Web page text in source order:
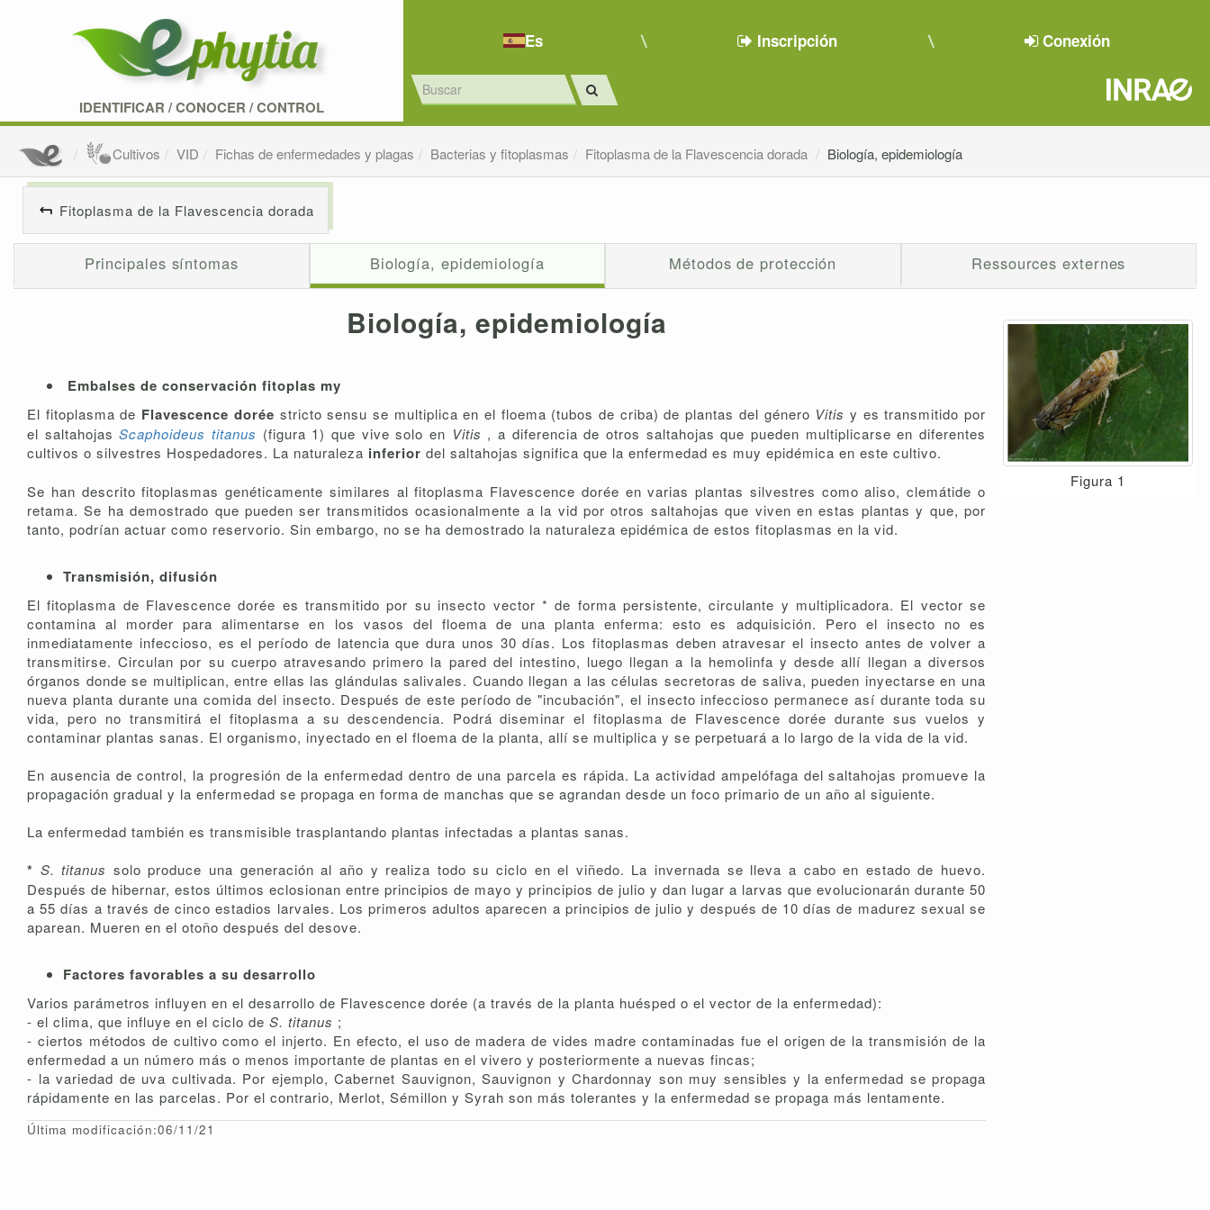
IDENTIFICAR /CONOCER /CONTROL
Es Inscripción Conexión
Cultivos VID Fichas de enfermedades y plagas Bacterias y fitoplasmas Fitoplasma de la Flavescencia dorada Biología, epidemiología
Fitoplasma de la Flavescencia dorada
Principales síntomas Biología, epidemiología Métodos de protección Ressources externes
Biología, epidemiología
Embalses de conservación fitoplas my
El fitoplasma de Flavescence dorée stricto sensu se multiplica en el floema (tubos de criba) de plantas del género Vitis y es transmitido por
el saltahojasScaphoideus titanus (figura 1) que vive solo en Vitis , a diferencia de otros saltahojas que pueden multiplicarse en diferentes
cultivos o silvestres Hospedadores. La naturaleza inferior del saltahojas significa que la enfermedad es muy epidémica en este cultivo.
Se han descrito fitoplasmas genéticamente similares al fitoplasma Flavescence dorée en varias plantas silvestres como aliso, clemátide o
retama. Se ha demostrado que pueden ser transmitidos ocasionalmente a la vid por otros saltahojas que viven en estas plantas y que, por
tanto, podrían actuar como reservorio. Sin embargo, no se ha demostrado la naturaleza epidémica de estos fitoplasmas en la vid.
Transmisión, difusión
El fitoplasma de Flavescence dorée es transmitido por su insecto vector * de forma persistente, circulante y multiplicadora. El vector se
contamina al morder para alimentarse en los vasos del floema de una planta enferma: esto es adquisición. Pero el insecto no es
inmediatamente infeccioso, es el período de latencia que dura unos 30 días. Los fitoplasmas deben atravesar el insecto antes de volver a
transmitirse. Circulan por su cuerpo atravesando primero la pared del intestino, luego llegan a la hemolinfa y desde allí llegan a diversos
órganos donde se multiplican, entre ellas las glándulas salivales. Cuando llegan a las células secretoras de saliva, pueden inyectarse en una
nueva planta durante una comida del insecto. Después de este período de "incubación", el insecto infeccioso permanece así durante toda su
vida, pero no transmitirá el fitoplasma a su descendencia. Podrá diseminar el fitoplasma de Flavescence dorée durante sus vuelos y
contaminar plantas sanas. El organismo, inyectado en el floema de la planta, allí se multiplica y se perpetuará a lo largo de la vida de la vid.
En ausencia de control, la progresión de la enfermedad dentro de una parcela es rápida. La actividad ampelófaga del saltahojas promueve la
propagación gradual y la enfermedad se propaga en forma de manchas que se agrandan desde un foco primario de un año al siguiente.
La enfermedad también es transmisible trasplantando plantas infectadas a plantas sanas.
* S. titanus solo produce una generación al año y realiza todo su ciclo en el viñedo. La invernada se lleva a cabo en estado de huevo.
Después de hibernar, estos últimos eclosionan entre principios de mayo y principios de julio y dan lugar a larvas que evolucionarán durante 50
a 55 días a través de cinco estadios larvales. Los primeros adultos aparecen a principios de julio y después de 10 días de madurez sexual se
aparean. Mueren en el otoño después del desove.
Factores favorables a su desarrollo
Varios parámetros influyen en el desarrollo de Flavescence dorée (a través de la planta huésped o el vector de la enfermedad):
- el clima, que influye en el ciclo de S. titanus ;
- ciertos métodos de cultivo como el injerto. En efecto, el uso de madera de vides madre contaminadas fue el origen de la transmisión de la
enfermedad a un número más o menos importante de plantas en el vivero y posteriormente a nuevas fincas;
- la variedad de uva cultivada. Por ejemplo, Cabernet Sauvignon, Sauvignon y Chardonnay son muy sensibles y la enfermedad se propaga
rápidamente en las parcelas. Por el contrario, Merlot, Sémillon y Syrah son más tolerantes y la enfermedad se propaga más lentamente.
Última modificación:06/11/21
Figura 1